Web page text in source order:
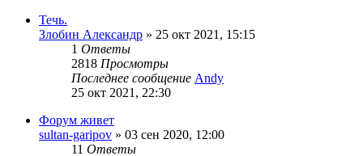
Течь.
Злобин Александр » 25 окт 2021, 15:15
1 Ответы
2818 Просмотры
Последнее сообщение Andy
25 окт 2021, 22:30
Форум живет
sultan-garipov » 03 сен 2020, 12:00
11 Ответы